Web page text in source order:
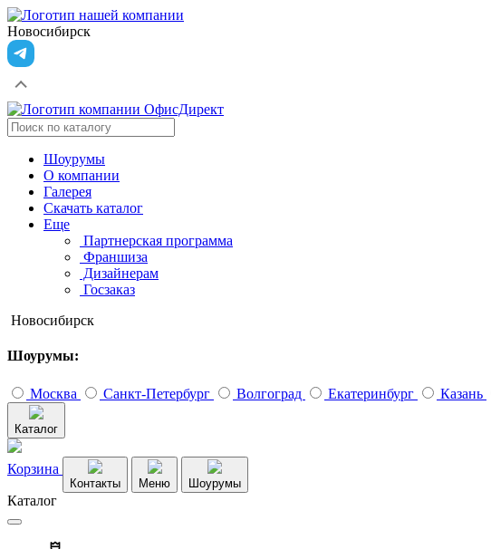
Новосибирск
Шоурумы
О компании
Галерея
Скачать каталог
Еще
Партнерская программа
Франшиза
Дизайнерам
Госзаказ
Новосибирск
Шоурумы:
Москва Санкт-Петербург Волгоград Екатеринбург Казань
Каталог
Корзина
Контакты Меню Шоурумы
Каталог